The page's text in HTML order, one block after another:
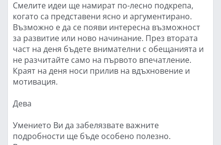
Смелите идеи ще намират по-лесно подкрепа,
когато са представени ясно и аргументирано.
Възможно е да се появи интересна възможност
за развитие или ново начинание. През втората
част на деня бъдете внимателни с обещанията и
не разчитайте само на първото впечатление.
Краят на деня носи прилив на вдъхновение и
мотивация.
Дева
Умението Ви да забелязвате важните
подробности ще бъде особено полезно.